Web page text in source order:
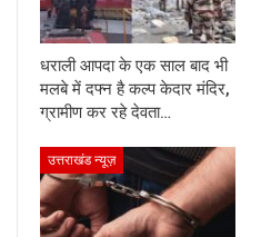
धराली आपदा के एक साल बाद भी
मलबे में दफ्न है कल्प केदार मंदिर,
ग्रामीण कर रहे देवता…
उत्तराखंड न्यूज़